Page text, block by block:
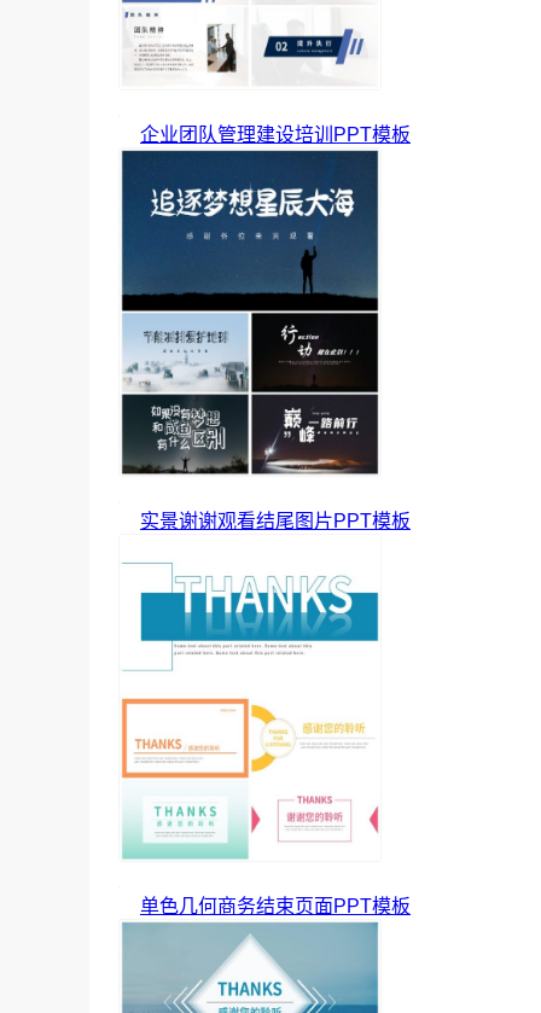
企业团队管理建设培训PPT模板
实景谢谢观看结尾图片PPT模板
单色几何商务结束页面PPT模板